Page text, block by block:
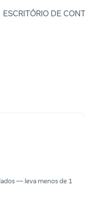
ESCRITÓRIO DE
— leva menos de 1